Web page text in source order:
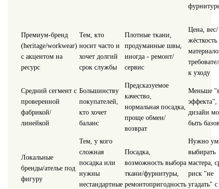
Премиум‑бренд
(heritage/workwear)
с акцентом на
ресурс
Тем, кто
носит часто и
хочет долгий
срок службы
Плотные ткани,
продуманные швы,
иногда - ремонт/
сервис
Цена, вес/
жёсткость
к уходу
Средний сегмент с
проверенной
фабрикой/
линейкой
Большинству
покупателей,
кто хочет
баланс
Предсказуемое
качество,
нормальная посадка,
проще обмен/
возврат
Меньше
эффекта",
дизайн
быть
Локальные
бренды/ателье под
фигуру
Тем, у кого
сложная
посадка или
нужны
нестандартные
Посадка,
возможность выбора
ткани/фурнитуры,
ремонтопригодность
Нужно
выбирать
мастера,
риск "не
угадать" с